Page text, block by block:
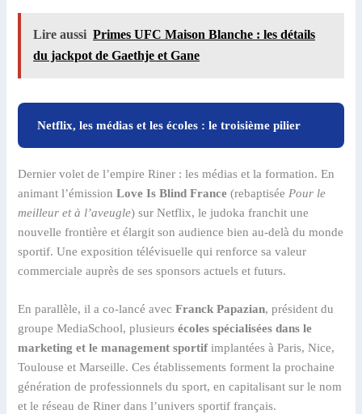
Lire aussi Primes UFC Maison Blanche : les détails
du jackpot de Gaethje et Gane
Netflix, les médias et les écoles : le troisième pilier
Dernier volet de l’empire Riner : les médias et la formation. En
animant l’émissionLove Is Blind France (rebaptisée Pour le
meilleur et à l’aveugle) sur Netflix, le judoka franchit une
nouvelle frontière et élargit son audience bien au-delà du monde
sportif. Une exposition télévisuelle qui renforce sa valeur
commerciale auprès de ses sponsors actuels et futurs.
En parallèle, il a co-lancé avecFranck Papazian, président du
groupe MediaSchool, plusieursécoles spécialisées dans le
marketing et le management sportif implantées à Paris, Nice,
Toulouse et Marseille. Ces établissements forment la prochaine
génération de professionnels du sport, en capitalisant sur le nom
et le réseau de Riner dans l’univers sportif français.